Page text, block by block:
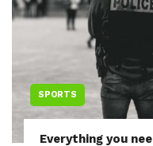
SPORTS
Everything you